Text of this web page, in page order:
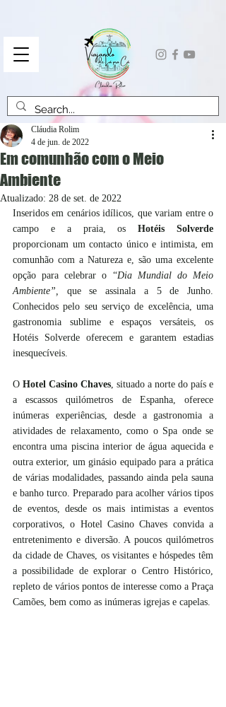
Em comunhão com o Meio
Ambiente
Cláudia Rolim
4 de jun. de 2022
Atualizado: 28 de set. de 2022
Inseridos em cenários idílicos, que variam entre o
campo e a praia, os Hotéis Solverde
proporcionam um contacto único e intimista, em
comunhão com a Natureza e, são uma excelente
opção para celebrar o “Dia Mundial do Meio
Ambiente”, que se assinala a 5 de Junho.
Conhecidos pelo seu serviço de excelência, uma
gastronomia sublime e espaços versáteis, os
Hotéis Solverde oferecem e garantem estadias
inesquecíveis.
O Hotel Casino Chaves, situado a norte do país e
a escassos quilómetros de Espanha, oferece
inúmeras experiências, desde a gastronomia a
atividades de relaxamento, como o Spa onde se
encontra uma piscina interior de água aquecida e
outra exterior, um ginásio equipado para a prática
de várias modalidades, passando ainda pela sauna
e banho turco. Preparado para acolher vários tipos
de eventos, desde os mais intimistas a eventos
corporativos, o Hotel Casino Chaves convida a
entretenimento e diversão. A poucos quilómetros
da cidade de Chaves, os visitantes e hóspedes têm
a possibilidade de explorar o Centro Histórico,
repleto de vários pontos de interesse como a Praça
Camões, bem como as inúmeras igrejas e capelas.